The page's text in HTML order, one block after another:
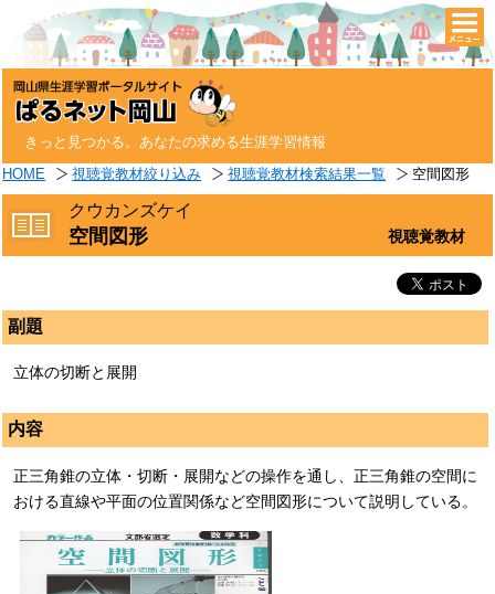
きっと見つかる。あなたの求める生涯学習情報
HOME 視聴覚教材絞り込み 視聴覚教材検索結果一覧 空間図形
クウカンズケイ
空間図形 視聴覚教材
副題
立体の切断と展開
内容
正三角錐の立体・切断・展開などの操作を通し、正三角錐の空間に
おける直線や平面の位置関係など空間図形について説明している。